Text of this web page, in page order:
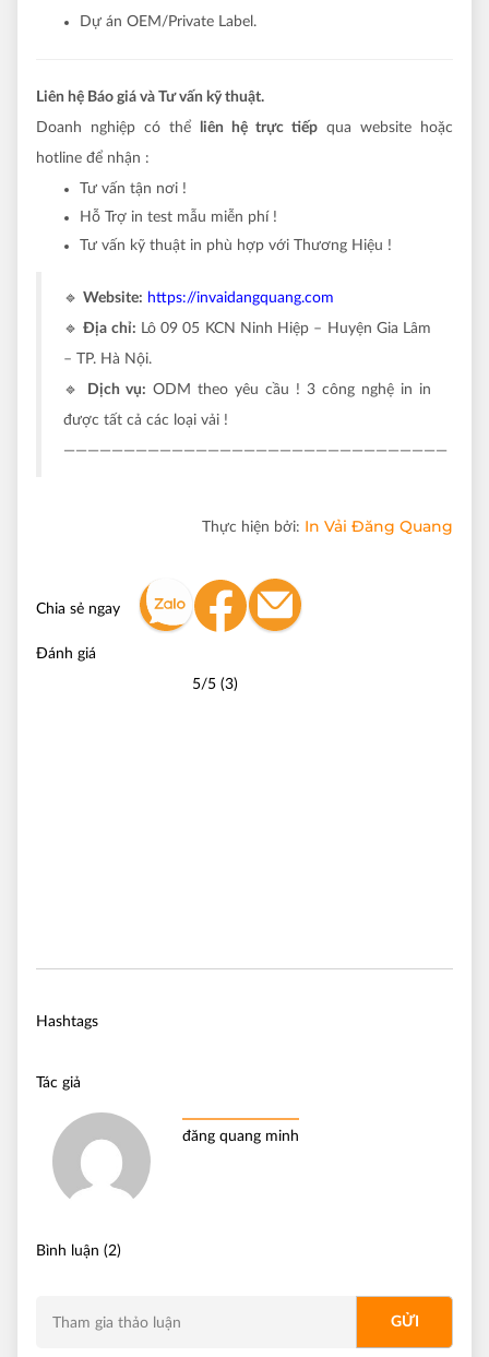
Dự án OEM/Private Label.
Liên hệ Báo giá và Tư vấn kỹ thuật.
Doanh nghiệp có thể
liên hệ trực tiếp qua website hoặc
hotline để nhận :
Tư vấn tận nơi !
Hỗ Trợ in test mẫu miễn phí !
Tư vấn kỹ thuật in phù hợp với Thương Hiệu !
🔹 Website: https://invaidangquang.com
🔹Địa chỉ: Lô 09 05 KCN Ninh Hiệp – Huyện Gia Lâm
– TP. Hà Nội.
🔹
Dịch vụ: ODM theo yêu cầu ! 3 công nghệ in in
được tất cả các loại vải !
————————————————————————————————
Thực hiện bởi: In Vải Đăng Quang
Chia sẻ ngay
Đánh giá
5/5 (3)
Hashtags
Tác giả
đăng quang minh
Bình luận (2)